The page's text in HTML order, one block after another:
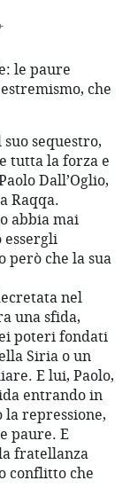
le paure
che
sequestro,
tutta la forza e
Dall’Oglio,
Raqqa.
abbia mai
essergli
però che la sua
nel
una sfida,
poteri fondati
Siria o un
E lui, Paolo,
entrando in
repressione,
paure. E
fratellanza
conflitto che